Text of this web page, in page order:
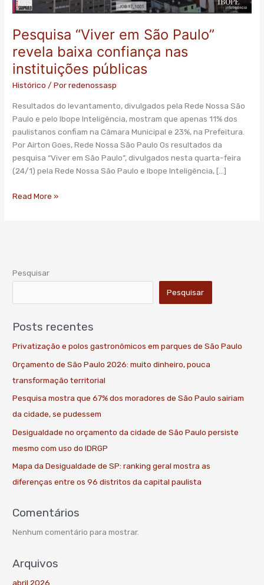
Pesquisa “Viver em São Paulo”
revela baixa confiança nas
instituições públicas
Histórico / Porredenossasp
Resultados do levantamento, divulgados pela Rede Nossa São
Paulo e pelo Ibope Inteligência, mostram que apenas 11% dos
paulistanos confiam na Câmara Municipal e 23%, na Prefeitura.
Por Airton Goes, Rede Nossa São Paulo Os resultados da
pesquisa “Viver em São Paulo”, divulgados nesta quarta-feira
(24/1) pela Rede Nossa São Paulo e Ibope Inteligência, […]
públicas
Read More »
Pesquisar
Pesquisar
Posts recentes
Privatização e polos gastronômicos em parques de São Paulo
Orçamento de São Paulo 2026: muito dinheiro, pouca
transformação territorial
Pesquisa mostra que 67% dos moradores de São Paulo sairiam
da cidade, se pudessem
Desigualdade no orçamento da cidade de São Paulo persiste
mesmo com uso do IDRGP
Mapa da Desigualdade de SP: ranking geral mostra as
diferenças entre os 96 distritos da capital paulista
Comentários
Nenhum comentário para mostrar.
Arquivos
abril 2026